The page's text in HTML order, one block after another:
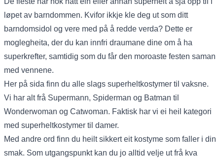
løpet av barndommen. Kvifor ikkje kle deg ut som ditt
barndomsidol og vere med på å redde verda? Dette er
moglegheita, der du kan innfri draumane dine om å ha
superkrefter, samtidig som du får den moroaste festen saman
med vennene.
Her på sida finn du alle slags superheltkostymer til vaksne.
Vi har alt frå Supermann, Spiderman og Batman til
Wonderwoman og Catwoman. Faktisk har vi ei heil kategori
med superheltkostymer til damer.
Med andre ord finn du heilt sikkert eit kostyme som faller i din
smak. Som utgangspunkt kan du jo alltid velje ut frå kva